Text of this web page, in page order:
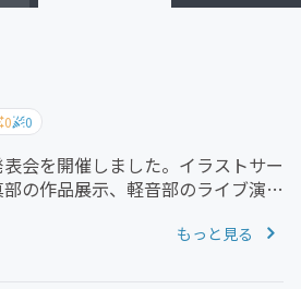
0 0
会を開催しました。イラストサー
の作品展示、軽音部のライブ演奏
つけられており、作品の魅力を引
もっと見る